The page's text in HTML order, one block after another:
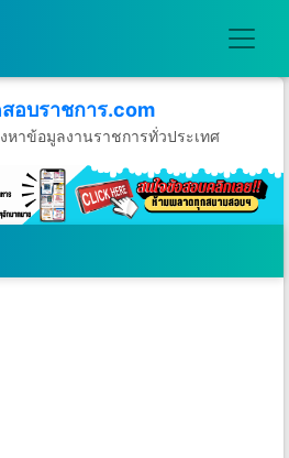
สอบราชการ.com
หาข้อมูลงานราชการทั่วประเทศ
ที่ 9 เดือนสิงหาคม พ.ศ.2569